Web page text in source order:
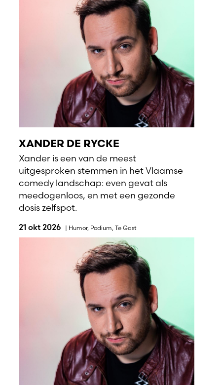
XANDER DE RYCKE
Xander is een van de meest
uitgesproken stemmen in het Vlaamse
comedy landschap: even gevat als
meedogenloos, en met een gezonde
dosis zelfspot.
21 okt 2026 | Humor, Podium Te Gast